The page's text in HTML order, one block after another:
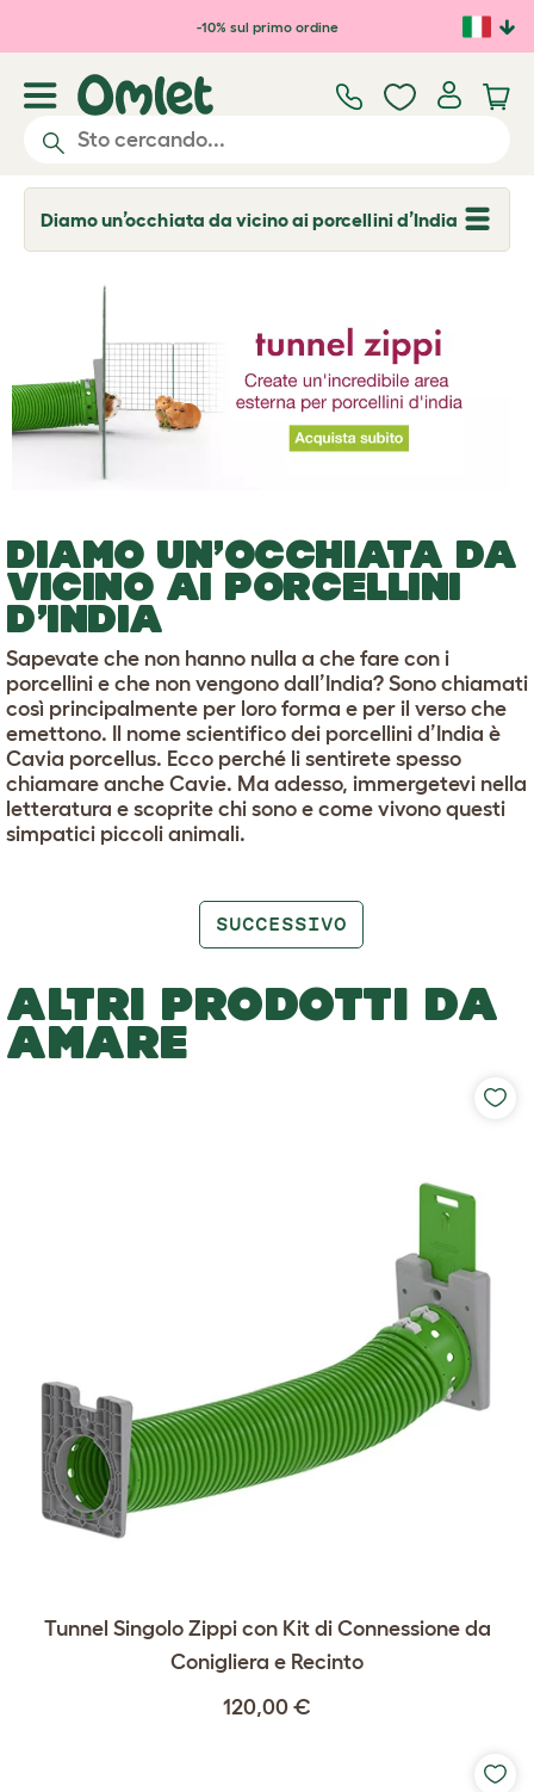
Passa al contenuto principale
-10% sul primo ordine
Diamo un’occhiata da vicino ai porcellini d’India
T
o
o
p
d
o
DIAMO UN’OCCHIATA DA
VICINO AI PORCELLINI
D’INDIA
Sapevate che non hanno nulla a che fare con i
porcellini e che non vengono dall’India? Sono chiamati
così principalmente per loro forma e per il verso che
emettono. Il nome scientifico dei porcellini d’India è
Cavia porcellus. Ecco perché li sentirete spesso
chiamare anche Cavie. Ma adesso, immergetevi nella
letteratura e scoprite chi sono e come vivono questi
simpatici piccoli animali.
SUCCESSIVO
ALTRI PRODOTTI DA
AMARE
Tunnel Singolo Zippi con Kit di Connessione da
Conigliera e Recinto
120,00 €